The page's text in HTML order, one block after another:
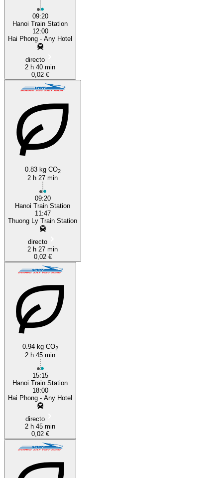
09:20
Hanoi Train Station
12:00
Hai Phong - Any Hotel
directo
2 h 40 min
0,02 €
0.83 kg CO2
2 h 27 min
09:20
Hanoi Train Station
11:47
Thuong Ly Train Station
directo
2 h 27 min
0,02 €
0.94 kg CO2
2 h 45 min
15:15
Hanoi Train Station
18:00
Hai Phong - Any Hotel
directo
2 h 45 min
0,02 €